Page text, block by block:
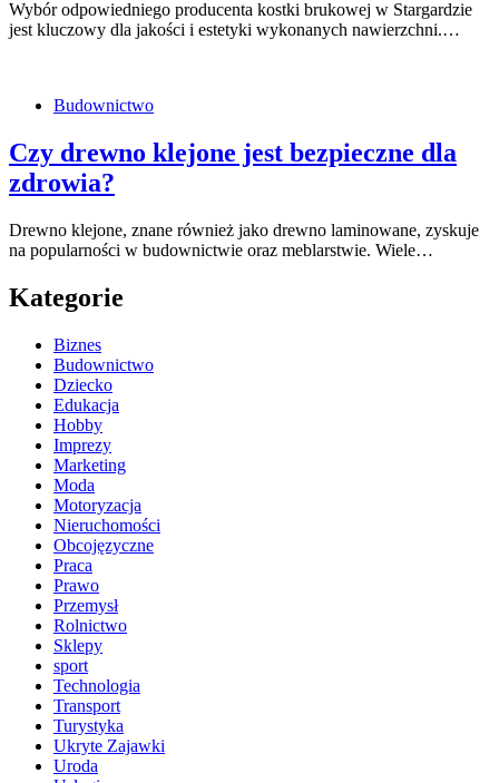
Wybór odpowiedniego producenta kostki brukowej w Stargardzie
jest kluczowy dla jakości i estetyki wykonanych nawierzchni.…
Budownictwo
Czy drewno klejone jest bezpieczne dla
zdrowia?
Drewno klejone, znane również jako drewno laminowane, zyskuje
na popularności w budownictwie oraz meblarstwie. Wiele…
Kategorie
Biznes
Budownictwo
Dziecko
Edukacja
Hobby
Imprezy
Marketing
Moda
Motoryzacja
Nieruchomości
Obcojęzyczne
Praca
Prawo
Przemysł
Rolnictwo
Sklepy
sport
Technologia
Transport
Turystyka
Ukryte Zajawki
Uroda